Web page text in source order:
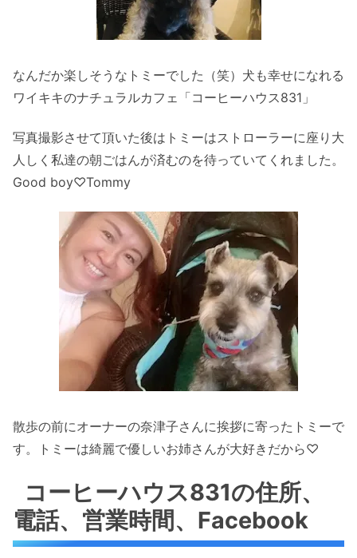
なんだか楽しそうなトミーでした（笑）犬も幸せになれる
ワイキキのナチュラルカフェ「コーヒーハウス831」
写真撮影させて頂いた後はトミーはストローラーに座り大
人しく私達の朝ごはんが済むのを待っていてくれました。
Good boy♡Tommy
散歩の前にオーナーの奈津子さんに挨拶に寄ったトミーで
す。トミーは綺麗で優しいお姉さんが大好きだから♡
コーヒーハウス831の住所、
電話、営業時間、Facebook